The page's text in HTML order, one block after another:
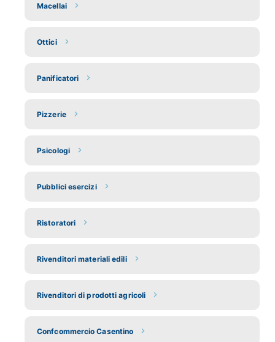
Macellai
Ottici
Panificatori
Pizzerie
Psicologi
Pubblici esercizi
Ristoratori
Rivenditori materiali edili
Rivenditori di prodotti agricoli
Confcommercio Casentino